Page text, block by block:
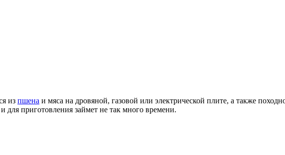
из пшена и мяса на дровяной, газовой или электрической плите, а также
для приготовления займет не так много времени.